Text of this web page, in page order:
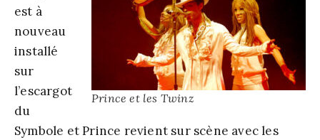
Prince et les Twinz
est à
nouveau
installé
sur
l’escargot
du
Symbole et Prince revient sur scène avec les